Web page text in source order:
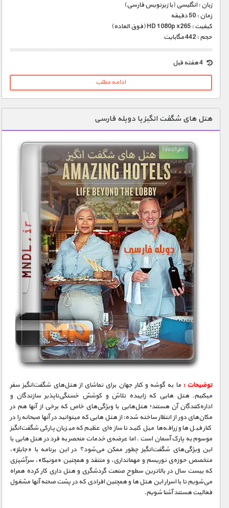
زبان : انگلیسی (با زیرنویس فارسی)
زمان : 50 دقیقه
کیفیت : HD 1080p x265 (فوق العاده)
حجم : 442 مگابایت
ادامه مطلب
هتل های شگفت انگیز با دوبله فارسی
توضیحات :ما به گوشه و کنار جهان برای تماشای از هتل‌های شگفت‌انگیز سفر
میکنیم. هتل هایی که زاییده‌ تلاش و کوشش خستگی‌ناپذیر سازندگان و
اداره‌کنندگان آن هستند؛ هتل‌هایی با ویژگی‌های خاص که برخی از آنها هم در
مکان‌های دور از انتظار ساخته شده: از هتل‌ هایی که میتوانید در آنها صبحانه را در
کنار فیل‌ها و زرافه‌ها میل کنید تا سازه‌ای عظیم که میزبان پارکی شگفت‌انگیز
موسوم به پارک آسمان است . اما عرضه‌ی خدمات منحصر‌ به‌ فرد در هتل‌ هایی با
این ویژگی‌های شگفت‌انگیز چطور ممکن می‌شود؟ در این برنامه با «جایلز»،
متخصص حوزه‌ی توریسم و مهمانداری، و منتقد و همچنین «مونیکا»، سرآشپزی
که بیست سال در بالاترین سطوح صنعت گردشگری و هتل داری کار کرده همراه
می‌شویم تا با اسرار این هتل‌ ها و همچنین افرادی که در پشت صحنه‌ آنها مشغول
فعالیت هستند آشنا شویم.